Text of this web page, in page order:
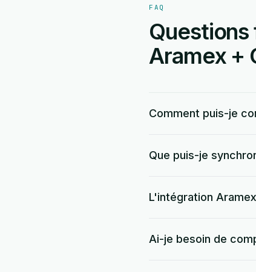
FAQ
Aramex +
Comment puis-je
Que puis-je
L'intégration
Ai-je besoin de